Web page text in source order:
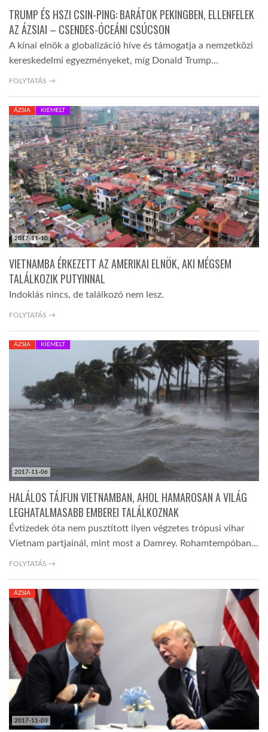
TRUMP ÉS HSZI CSIN-PING: BARÁTOK PEKINGBEN, ELLENFELEK
AZ ÁZSIAI – CSENDES-ÓCEÁNI CSÚCSON
A kínai elnök a globalizáció híve és támogatja a nemzetközi
kereskedelmi egyezményeket, míg Donald Trump…
FOLYTATÁS →
2017-11-10
ÁZSIA KIEMELT
VIETNAMBA ÉRKEZETT AZ AMERIKAI ELNÖK, AKI MÉGSEM
TALÁLKOZIK PUTYINNAL
Indoklás nincs, de találkozó nem lesz.
FOLYTATÁS →
2017-11-06
ÁZSIA KIEMELT
HALÁLOS TÁJFUN VIETNAMBAN, AHOL HAMAROSAN A VILÁG
LEGHATALMASABB EMBEREI TALÁLKOZNAK
Évtizedek óta nem pusztított ilyen végzetes trópusi vihar
Vietnam partjainál, mint most a Damrey. Rohamtempóban…
FOLYTATÁS →
2017-11-03
ÁZSIA